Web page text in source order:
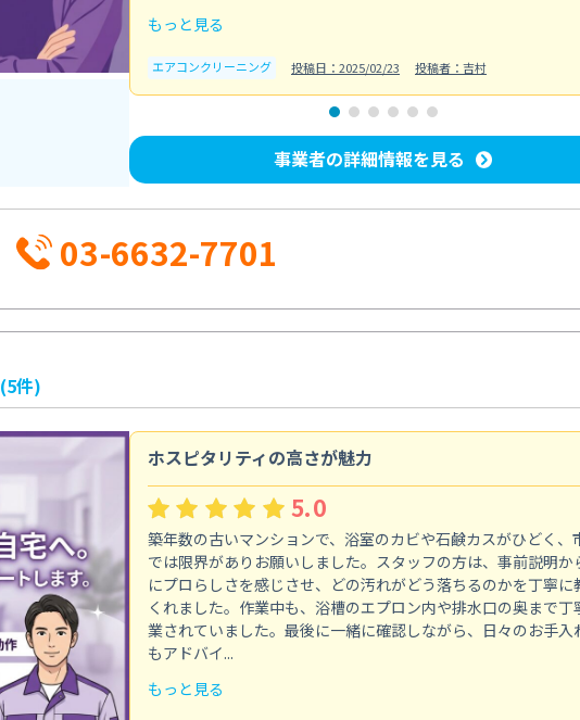
もっと見る
エアコンクリーニング 投稿日：2025/02/23 投稿者：吉村
事業者の詳細情報を見る
03-6632-7701
(5件)
ホスピタリティの高さが魅力
5.0
築年数の古いマンションで、浴室のカビや石鹸カスがひどく、
では限界がありお願いしました。スタッフの方は、事前説明か
にプロらしさを感じさせ、どの汚れがどう落ちるのかを丁寧に
くれました。作業中も、浴槽のエプロン内や排水口の奥まで丁
業されていました。最後に一緒に確認しながら、日々のお手入
もアドバイ...
もっと見る